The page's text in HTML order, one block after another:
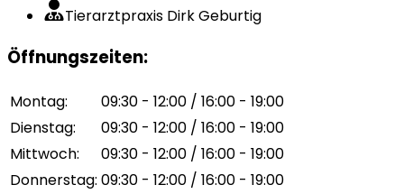
Tierarztpraxis Dirk Geburtig
Öffnungszeiten:
Montag:
09:30 - 12:00 / 16:00 - 19:00
Dienstag:
09:30 - 12:00 / 16:00 - 19:00
Mittwoch:
09:30 - 12:00 / 16:00 - 19:00
Donnerstag: 09:30 - 12:00 / 16:00 - 19:00